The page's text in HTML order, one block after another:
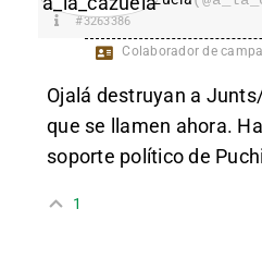
#3263386
Colaborador de
Ojalá destruyan a
que se llamen ahora.
soporte político de
1